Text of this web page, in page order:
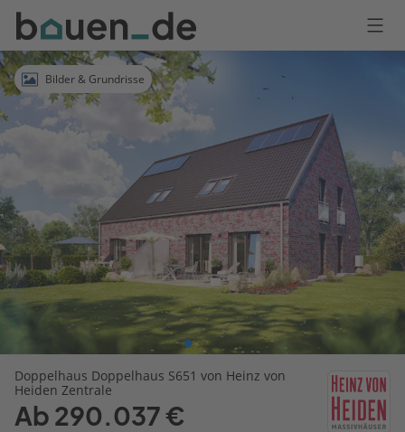
Bauen
Logo
AnmeldenBilder & Grundrisse
Doppelhaus Doppelhaus S651 von Heinz von
Heiden Zentrale
Ab 290.037 €